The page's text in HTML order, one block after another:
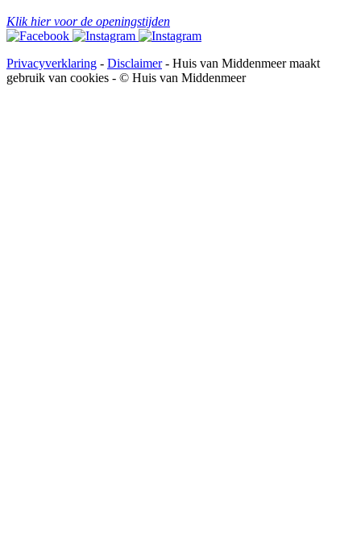
Klik hier voor de openingstijden
Privacyverklaring - Disclaimer- Huis van Middenmeermaakt
gebruik van cookies - © Huis van Middenmeer